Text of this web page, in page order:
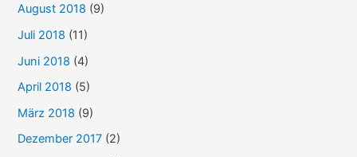
August 2018 (9)
Juli 2018 (11)
Juni 2018 (4)
April 2018 (5)
März 2018 (9)
Dezember 2017 (2)